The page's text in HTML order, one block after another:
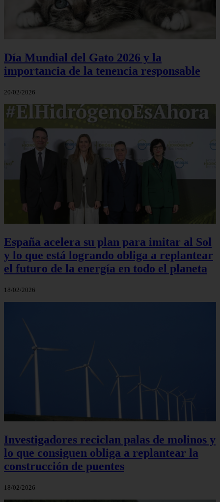
Día Mundial del Gato 2026 y la
importancia de la tenencia responsable
20/02/2026
España acelera su plan para imitar al Sol
y lo que está logrando obliga a replantear
el futuro de la energía en todo el planeta
18/02/2026
Investigadores reciclan palas de molinos y
lo que consiguen obliga a replantear la
construcción de puentes
18/02/2026